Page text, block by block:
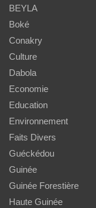
BEYLA
Boké
Conakry
Culture
Dabola
Economie
Education
Environnement
Faits Divers
Guéckédou
Guinée
Guinée Forestière
Haute Guinée